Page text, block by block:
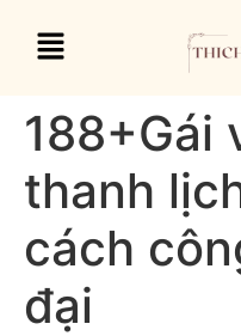
188+Gái
thanh
cách
đại